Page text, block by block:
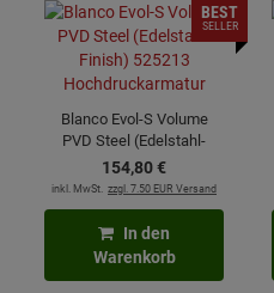
Blanco Evol-S Volume
PVD Steel (Edelstahl-
Finish) 525213
Hochdruckarmatur
154,80€
inkl. MwSt. zzgl. 7.50 EUR Versand
BEST
SELLER
In den
Warenkorb